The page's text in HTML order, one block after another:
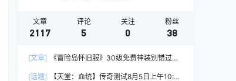
文章
2117
评论
5
关注
0
粉丝
38
[文章]
《冒险岛怀旧服》30级免费神装别错过！
[话题]
【天堂：血统】传奇测试8月5日上午10:00